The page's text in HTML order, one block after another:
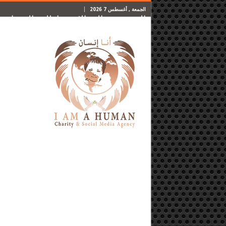
الجمعة , أغسطس 7 2026
الرئيسية المقالات اطلب